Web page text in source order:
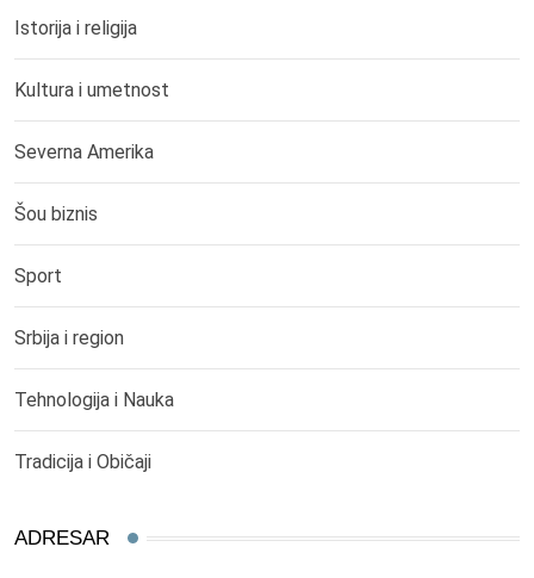
Istorija i religija
Kultura i umetnost
Severna Amerika
Šou biznis
Sport
Srbija i region
Tehnologija i Nauka
Tradicija i Običaji
ADRESAR